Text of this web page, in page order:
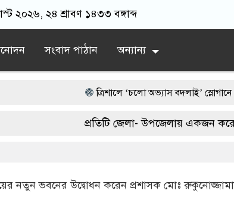
২০২৬, ২৪ শ্রাবণ ১৪৩৩ বঙ্গাব্দ
সংবাদ পাঠান অন্যান্য
‎ত্রিশালে ‘চলো অভ্যাস বদলাই’ স্লোগানে পরিচ্ছন্নতা
পাকা সেতুর অভাবে ৫০ হাজার মানুষের ভরসা
দেশের বাজারে ফের বড় ধাক্কা: এক লাফে অনেকটা
প্রতিটি জেলা- উপজেলায় একজন করে
নতুন ভবনের উদ্বোধন করেন প্রশাসক মোঃ